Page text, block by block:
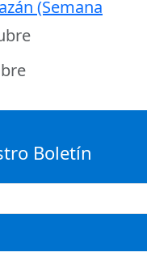
(Semana
Boletín